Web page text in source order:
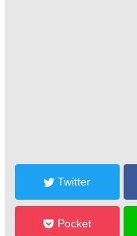
Twitter
Pocket